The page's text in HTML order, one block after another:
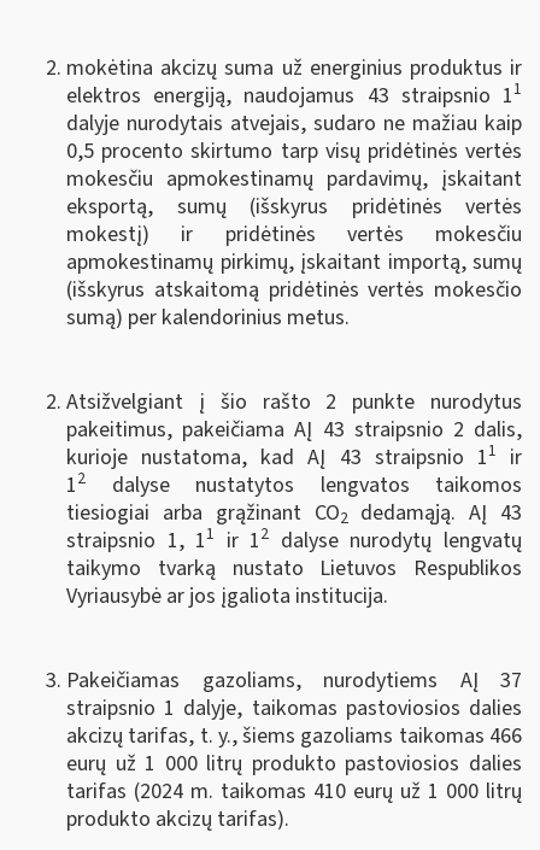
mokėtina akcizų suma už energinius produktus ir
elektros energiją, naudojamus 43 straipsnio 11
dalyje nurodytais atvejais, sudaro ne mažiau kaip
0,5 procento skirtumo tarp visų pridėtinės vertės
mokesčiu apmokestinamų pardavimų, įskaitant
eksportą, sumų (išskyrus pridėtinės vertės
mokestį) ir pridėtinės vertės mokesčiu
apmokestinamų pirkimų, įskaitant importą, sumų
(išskyrus atskaitomą pridėtinės vertės mokesčio
sumą) per kalendorinius metus.
Atsižvelgiant į šio rašto 2 punkte nurodytus
pakeitimus, pakeičiama AĮ 43 straipsnio 2 dalis,
kurioje nustatoma, kad AĮ 43 straipsnio 11
ir
12
dalyse nustatytos lengvatos taikomos
tiesiogiai arba grąžinant CO2
dedamąją. AĮ 43
straipsnio 1, 11 ir 12 dalyse nurodytų lengvatų
taikymo tvarką nustato Lietuvos Respublikos
Vyriausybė ar jos įgaliota institucija.
Pakeičiamas gazoliams, nurodytiems AĮ 37
straipsnio 1 dalyje, taikomas pastoviosios dalies
akcizų tarifas, t. y., šiems gazoliams taikomas 466
eurų už 1 000 litrų produkto pastoviosios dalies
tarifas (2024 m. taikomas 410 eurų už 1 000 litrų
produkto akcizų tarifas).